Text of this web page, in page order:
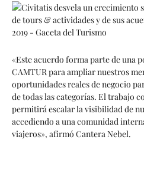
«Este acuerdo forma parte de una
CAMTUR para ampliar nuestros
oportunidades reales de negocio
de todas las categorías. El trabajo
permitirá escalar la visibilidad de
accediendo a una comunidad
viajeros», afirmó Cantera Nebel.